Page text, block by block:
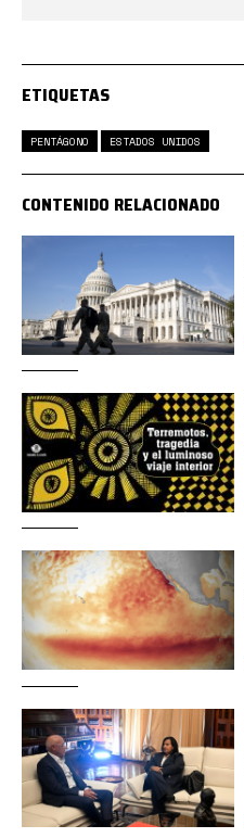
ETIQUETAS
PENTÁGONO ESTADOS UNIDOS
CONTENIDO RELACIONADO